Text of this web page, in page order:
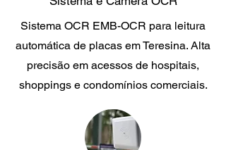
Sistema OCR EMB-OCR para leitura
automática de placas em Teresina. Alta
precisão em acessos de hospitais,
shoppings e condomínios comerciais.